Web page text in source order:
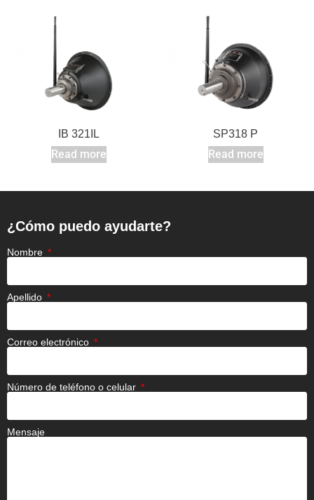
IB 321IL
Read more
SP318 P
Read more
¿Cómo puedo ayudarte?
Nombre
Apellido
Correo electrónico
Número de teléfono o celular
Mensaje